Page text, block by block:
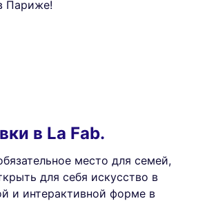
Париже!
в La Fab.
место для семей,
для себя искусство в
и интерактивной форме в